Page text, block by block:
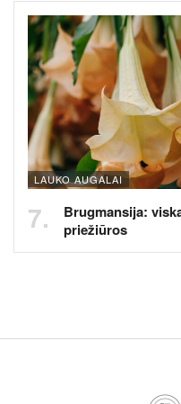
LAUKO AUGALAI
Brugmansija:
priežiūros